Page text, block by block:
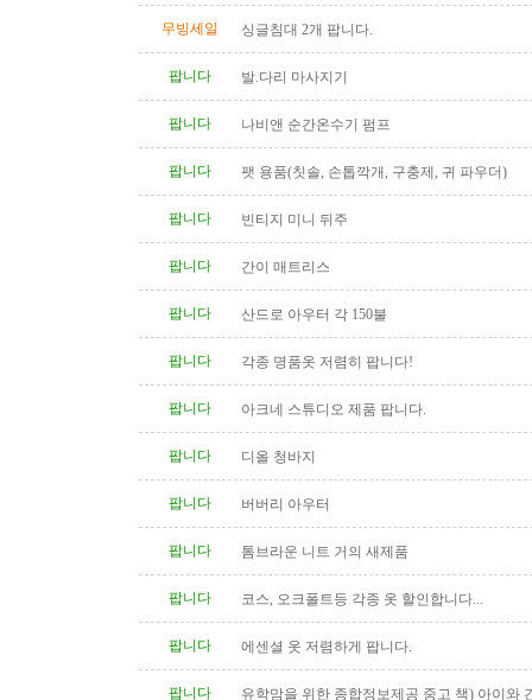
무빙세일
싱글침대 2개 팝니다.
팝니다 발.다리 마사지기
팝니다 나비앤 순간온수기 펌프
팝니다 팻 용품(칫솔, 손톱깍개, 구충제, 귀 파우더)
팝니다 빈티지 미니 뒤주
팝니다 간이 매트리스
팝니다 산드로 아우터 각 150불
팝니다 각종 명품옷 저렴히 팝니다!
팝니다 아크네 스튜디오 제품 팝니다.
팝니다 디올 청바지
팝니다 버버리 아우터
팝니다 톰브라운 니트 거의 새제품
팝니다 코스, 오크폴트등 각종 옷 할인합니다...
팝니다 에센셜 옷 저렴하게 팝니다.
팝니다 유학맘을 위한 종합정보제공 중고 책) 아이와